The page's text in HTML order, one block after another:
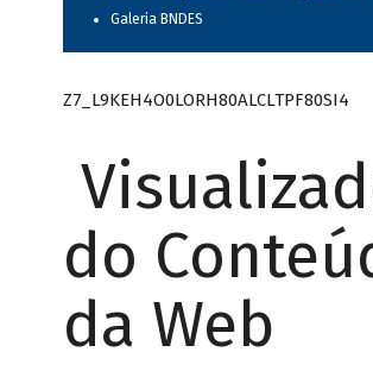
Galeria BNDES
Z7_L9KEH4O0LORH80ALCLTPF80SI4
do
da Web